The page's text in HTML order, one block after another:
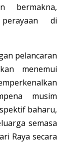
bermakna,
perayaan di
pelancaran
menemui
musim
baharu,
semasa
Raya secara